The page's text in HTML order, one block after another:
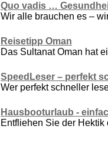
Quo vadis …
Wir alle brauchen es –
Reisetipp Oman
Das Sultanat Oman hat
SpeedLeser – perfekt
Wer perfekt schneller
Hausbooturlaub -
Entfliehen Sie der